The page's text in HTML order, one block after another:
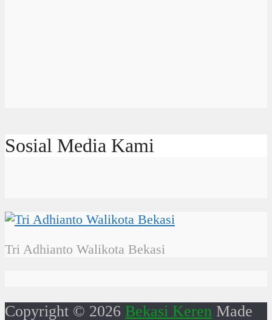
Sosial Media Kami
Tri Adhianto Walikota Bekasi
Copyright © 2026 Bekasi Keren Made